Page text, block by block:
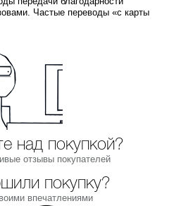
Частые переводы «с карты
над покупкой?
отзывы покупателей
покупку?
впечатлениями